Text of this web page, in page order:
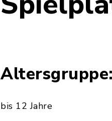
Altersgruppe:
bis 12 Jahre